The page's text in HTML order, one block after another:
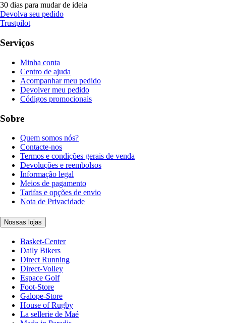
30 dias para mudar de ideia
Devolva seu pedido
Trustpilot
Serviços
Minha conta
Centro de ajuda
Acompanhar meu pedido
Devolver meu pedido
Códigos promocionais
Sobre
Quem somos nós?
Contacte-nos
Termos e condições gerais de venda
Devoluções e reembolsos
Informação legal
Meios de pagamento
Tarifas e opções de envio
Nota de Privacidade
Nossas lojas
Basket-Center
Daily Bikers
Direct Running
Direct-Volley
Espace Golf
Foot-Store
Galope-Store
House of Rugby
La sellerie de Maé